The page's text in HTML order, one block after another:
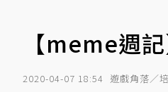
【meme週
2020-04-07 18:54 遊戲角落／